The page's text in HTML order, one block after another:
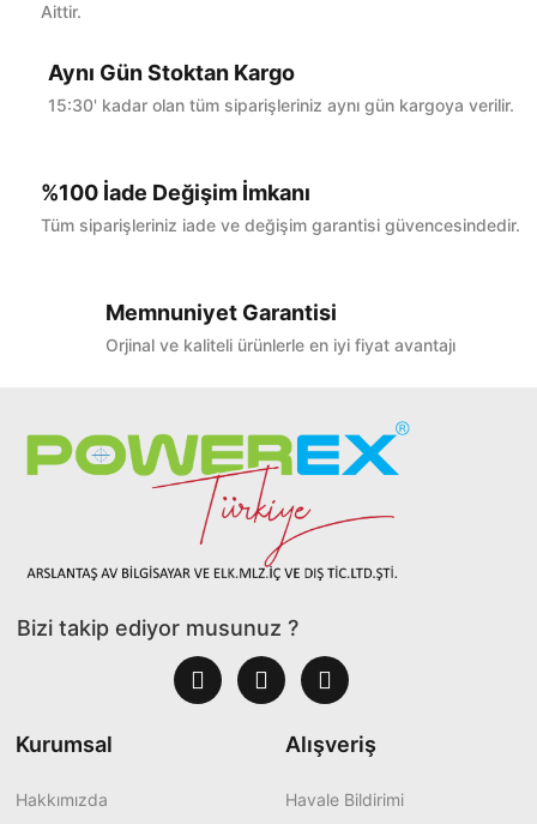
Aittir.
Aynı Gün Stoktan Kargo
15:30' kadar olan tüm siparişleriniz aynı gün kargoya verilir.
%100 İade Değişim İmkanı
Tüm siparişleriniz iade ve değişim garantisi güvencesindedir.
Memnuniyet Garantisi
Orjinal ve kaliteli ürünlerle en iyi fiyat avantajı
Bizi takip ediyor musunuz ?
Kurumsal
Hakkımızda
Alışveriş
Havale Bildirimi